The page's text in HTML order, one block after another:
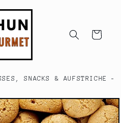
Warenkorb
SNACKS & AUFSTRICHE -